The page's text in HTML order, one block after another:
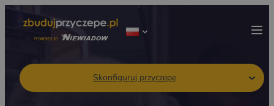
Skonfiguruj przyczepę